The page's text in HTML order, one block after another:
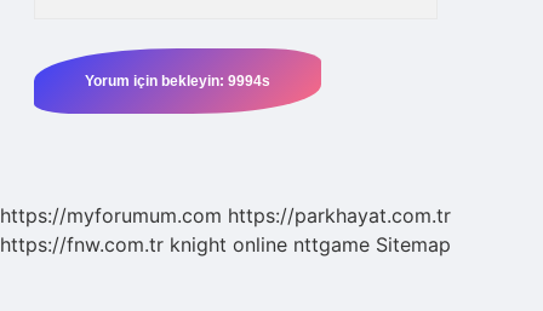
https://myforumum.com https://parkhayat.com.tr
https://fnw.com.tr knight online nttgame Sitemap